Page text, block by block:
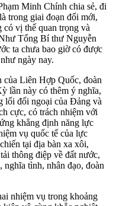
Minh Chính chia sẻ, đi
trong giai đoạn đổi mới,
có vị thế quan trọng và
Tổng Bí thư Nguyễn
ta chưa bao giờ có được
ngày nay.
của Liên Hợp Quốc, đoàn
lần này có thêm ý nghĩa,
lối đối ngoại của Đảng và
cực, có trách nhiệm với
khẳng định năng lực
vụ quốc tế của lực
tại địa bàn xa xôi,
thông điệp về đất nước,
tình, nhân đạo, đoàn
nhiệm vụ trong khoảng